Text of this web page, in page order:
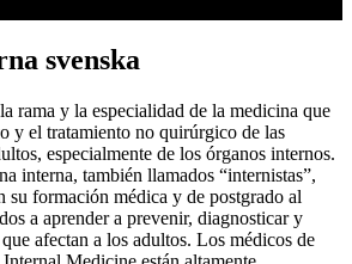
svenska
rama y la especialidad de la medicina que
y el tratamiento no quirúrgico de las
especialmente de los órganos internos.
interna, también llamados “internistas”,
su formación médica y de postgrado al
a aprender a prevenir, diagnosticar y
afectan a los adultos. Los médicos de